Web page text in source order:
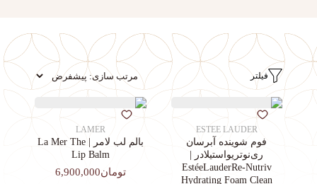
فیلتر
ESTEE LAUDER
فوم شوینده آبرسان
ری‌نوتریواستیلادر |
EstéeLauderRe-Nutriv
Hydrating Foam Clean
LAMER
بالم لب لامر | La Mer The
Lip Balm
تومان6,900,000